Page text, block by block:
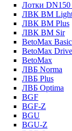
Лотки DN150
ЛВК ВМ
ЛВК ВМ Plus
ЛВК ВМ Sir
BetoMax Basic
BetoMax Drive
BetoMax
ЛВБ Norma
ЛВБ Plus
ЛВБ Optima
BGF
BGF-Z
BGU
BGU-Z